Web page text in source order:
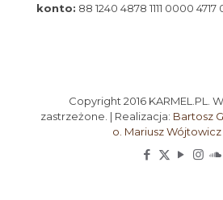
konto: 88 1240 4878 1111 0000 4717
Copyright 2016 KARMEL.PL.
zastrzeżone. | Realizacja: Bartosz
o. Mariusz